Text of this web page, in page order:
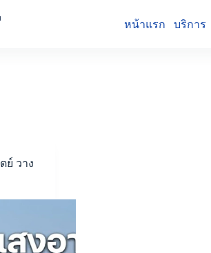
หน้าแรก บริการ
ย์ วาง